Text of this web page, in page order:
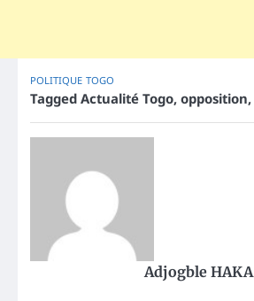
POLITIQUE TOGO
Tagged Actualité Togo, opposition,
Adjogble HAKA